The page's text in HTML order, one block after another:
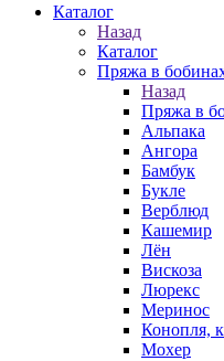
Каталог
Назад
Каталог
Пряжа в
Назад
Пряжа в
Альпака
Ангора
Бамбук
Букле
Верблюд
Кашемир
Лён
Вискоза
Люрекс
Меринос
Конопля,
Мохер